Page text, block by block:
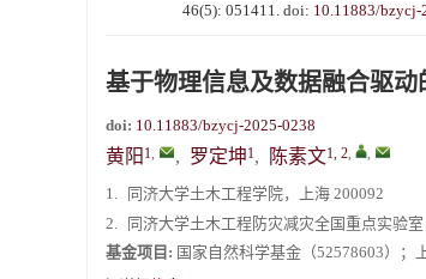
46(5): 051411. doi: 10.11883/bzycj-
基于物理信息及数据融合驱
doi: 10.11883/bzycj-2025-0238
黄阳 1, , 罗定坤1, 陈素文1, 2, ,
1.
同济大学土木工程学院，上海 200092
2.
同济大学土木工程防灾减灾全国重点实验
基金项目: 国家自然科学基金（52578603）；